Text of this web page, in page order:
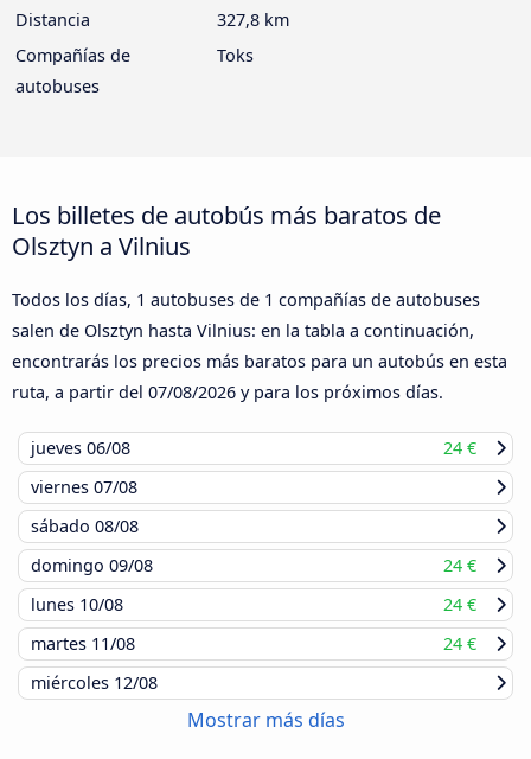
Distancia
327,8 km
Compañías de
autobuses
Toks
Los billetes de autobús más baratos de
Olsztyn a Vilnius
Todos los días, 1 autobuses de 1 compañías de autobuses
salen de Olsztyn hasta Vilnius: en la tabla a continuación,
encontrarás los precios más baratos para un autobús en esta
ruta, a partir del 07/08/2026 y para los próximos días.
jueves 06/08
24 €
viernes 07/08
sábado 08/08
domingo 09/08
24 €
lunes 10/08
24 €
martes 11/08
24 €
miércoles 12/08
Mostrar más días